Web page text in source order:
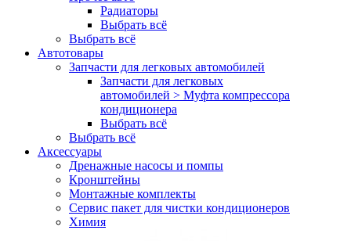
Радиаторы
Выбрать всё
Выбрать всё
Автотовары
Запчасти для легковых автомобилей
Запчасти для легковых
автомобилей > Муфта компрессора
кондиционера
Выбрать всё
Выбрать всё
Аксессуары
Дренажные насосы и помпы
Кронштейны
Монтажные комплекты
Сервис пакет для чистки кондиционеров
Химия